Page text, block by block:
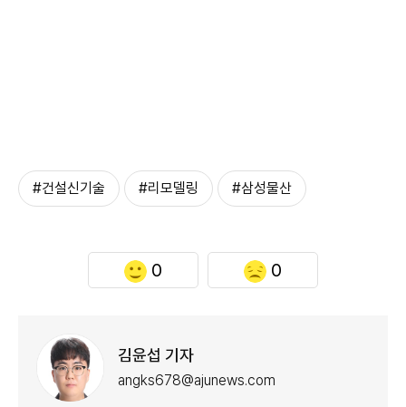
#건설신기술 #리모델링 #삼성물산
0 0
김윤섭 기자
angks678@ajunews.com